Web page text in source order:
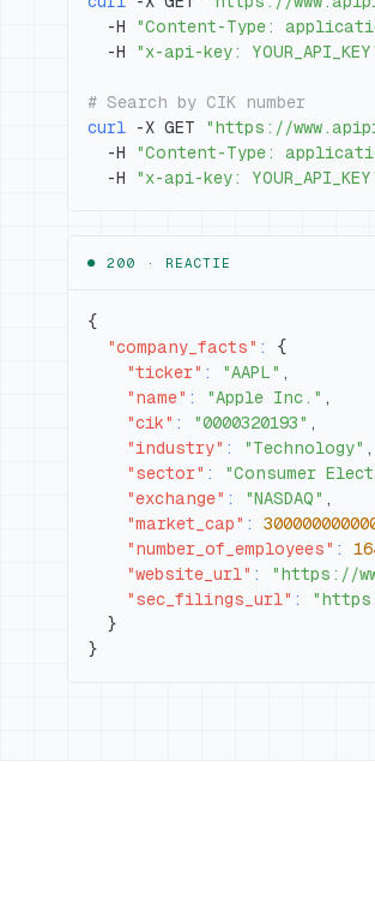
  -H
"Content-Type:
  -H
"x-api-key:
# Search by CIK number
curl -X GET "https://
  -H
"Content-Type:
  -H
"x-api-key:
● 200 · REACTIE
{
"company_facts" :
{
"ticker" : "AAPL" ,
"name" : "Apple Inc." ,
"cik" : "0000320193" ,
"industry" : "Technology" ,
"sector" : "Consumer
"exchange" : "NASDAQ" ,
"market_cap" :
"number_of_employees" :
"website_url" : "https://
"sec_filings_url" :
}
}